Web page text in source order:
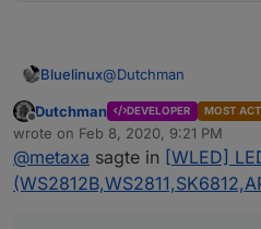
Bluelinux@Dutchman
gefühlt 2 jahre suche
Leider war ich nie mit
einer woche ca.
das über den iobroker
über alexa. über
Spoiler
Offline
Dutchman DEVELOPER MOST
wrote on Feb 8, 2020, 9:21 PM
last edited by
@metaxa sagte in [WLED]